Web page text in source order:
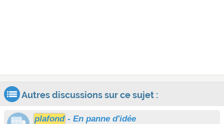
Autres discussions sur ce sujet :
plafond - En panne d'idée